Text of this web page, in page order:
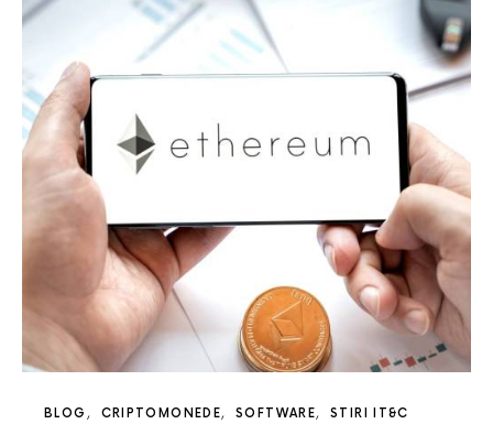
BLOG CRIPTOMONEDE SOFTWARE STIRI IT&C